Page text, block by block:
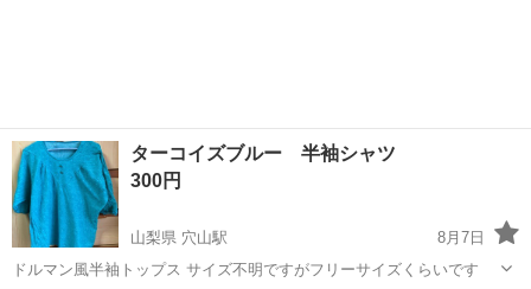
ターコイズブルー 半袖シャツ
300円
山梨県 穴山駅
8月7日
ドルマン風半袖トップス サイズ不明ですがフリーサイズくらいです